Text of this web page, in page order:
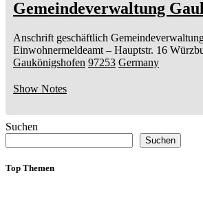
Gemeindeverwaltung
Anschrift geschäftlich
Einwohnermeldeamt – Hauptstr. 16
Gaukönigshofen 97253 Germany
Show Notes
Suchen
Suchen
Top Themen